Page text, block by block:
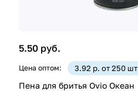
5.50 руб.
Цена оптом: 3.92 р. от 250 шт
Пена для бритья Ovio Океан